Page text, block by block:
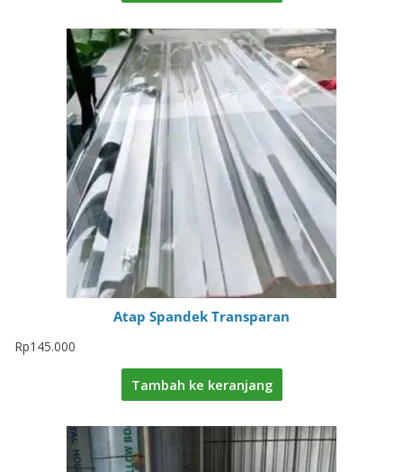
Atap Spandek Transparan
Rp145.000
Tambah ke keranjang